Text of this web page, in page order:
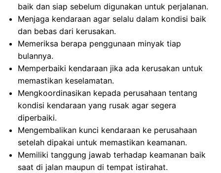
baik dan siap sebelum digunakan untuk perjalanan.
Menjaga kendaraan agar selalu dalam kondisi baik
dan bebas dari kerusakan.
Memeriksa berapa penggunaan minyak tiap
bulannya.
Memperbaiki kendaraan jika ada kerusakan untuk
memastikan keselamatan.
Mengkoordinasikan kepada perusahaan tentang
kondisi kendaraan yang rusak agar segera
diperbaiki.
Mengembalikan kunci kendaraan ke perusahaan
setelah dipakai untuk memastikan keamanan.
Memiliki tanggung jawab terhadap keamanan baik
saat di jalan maupun di tempat istirahat.